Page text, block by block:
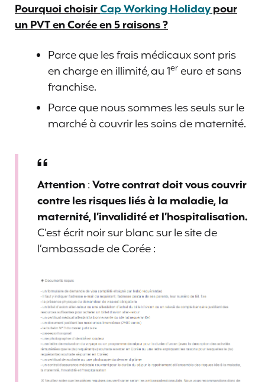
Pourquoi choisirCap Working Holidaypour
un PVT en Corée en 5 raisons ?
Parce que les frais médicaux sont pris
en charge en illimité, au 1ereuro et sans
franchise.
Parce que nous sommes les seuls sur le
marché à couvrir les soins de maternité.
Attention:Votre contrat doit vous couvrir
contre les risques liés à la maladie, la
maternité, l’invalidité et l’hospitalisation.
C’est écrit noir sur blanc sur le site de
l’ambassade de Corée :